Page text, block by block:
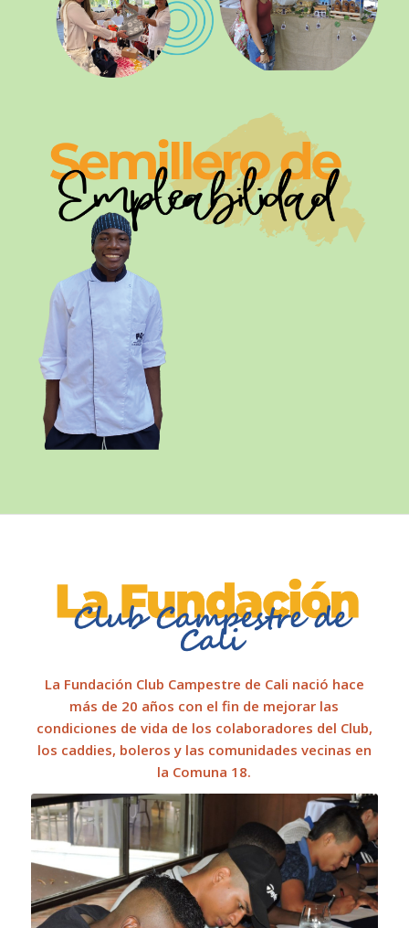
La Fundación Club Campestre de Cali nació hace
más de 20 años con el fin de mejorar las
condiciones de vida de los colaboradores del Club,
los caddies, boleros y las comunidades vecinas en
la Comuna 18.